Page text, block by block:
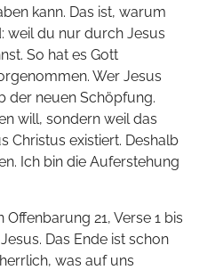
kann. Das ist, warum
weil du nur durch Jesus
So hat es Gott
Wer Jesus
der neuen Schöpfung.
will, sondern weil das
Christus existiert. Deshalb
Ich bin die Auferstehung
21, Verse 1 bis
Das Ende ist schon
was auf uns